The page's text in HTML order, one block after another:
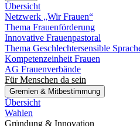
Übersicht
Netzwerk „Wir Frauen“
Thema Frauenförderung
Innovative Frauenpastoral
Thema Geschlechtersensible
Kompetenzeinheit Frauen
AG Frauenverbände
Für Menschen da sein
Gremien & Mitbestimmung
Übersicht
Wahlen
Gründung & Innovation